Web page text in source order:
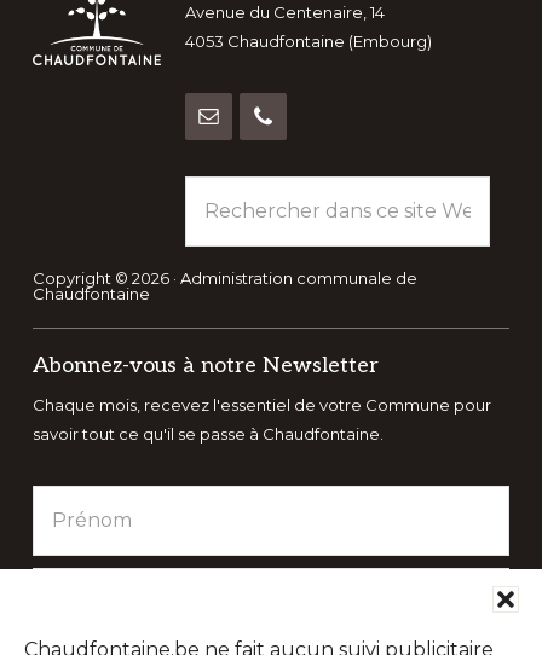
Chaudfontaine.be ne fait aucun suivi publicitaire
Avenue du Centenaire, 14
4053 Chaudfontaine (Embourg)
dans
ce
site
Copyright © 2026 · Administration communale de
Chaudfontaine
Abonnez-vous à notre Newsletter
Chaque mois, recevez l'essentiel de votre Commune pour
savoir tout ce qu'il se passe à Chaudfontaine.